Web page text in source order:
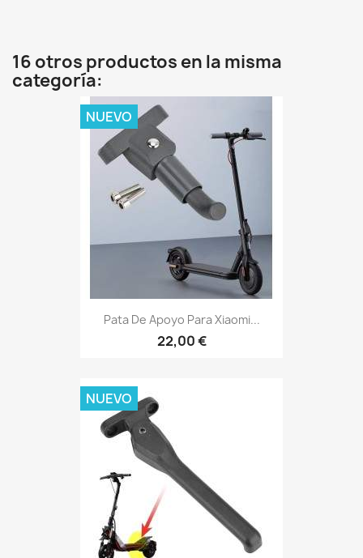
16 otros productos en la misma
categoría:
Pata De Apoyo Para Xiaomi...
22,00 €
NUEVO
NUEVO